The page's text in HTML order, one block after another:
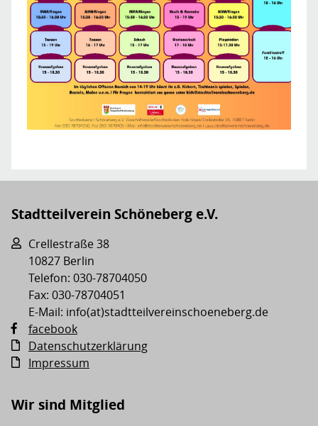
Stadtteilverein Schöneberg e.V.
Crellestraße 38
10827 Berlin
Telefon: 030-78704050
Fax: 030-78704051
E-Mail: info(at)stadtteilvereinschoeneberg.de
facebook
Datenschutzerklärung
Impressum
Wir sind Mitglied